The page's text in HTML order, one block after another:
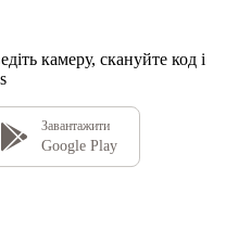
камеру, скануйте код і
Завантажити
Google Play